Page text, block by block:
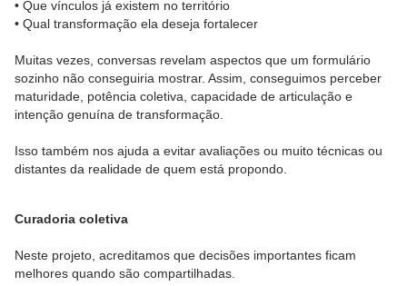
• Que vínculos já existem no território
• Qual transformação ela deseja fortalecer
Muitas vezes, conversas revelam aspectos que um formulário
sozinho não conseguiria mostrar. Assim, conseguimos perceber
maturidade, potência coletiva, capacidade de articulação e
intenção genuína de transformação.
Isso também nos ajuda a evitar avaliações ou muito técnicas ou
distantes da realidade de quem está propondo.
Curadoria coletiva
Neste projeto, acreditamos que decisões importantes ficam
melhores quando são compartilhadas.